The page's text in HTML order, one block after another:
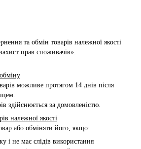
та обмін товарів належної якості
прав споживачів».
можливе протягом 14 днів після
здійснюється за домовленістю.
належної якості
або обміняти його, якщо:
і не має слідів використання